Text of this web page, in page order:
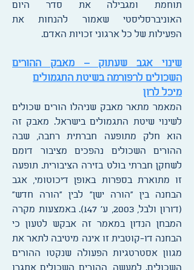
תוחמת ומגבילה את סדר היום
האוניברסליסטי שאמור להנחות את
הפעילות של כל ארגוני זכויות האדם.
שינוי אגב שעתוק – מאבק ההורים
השכולים לרפורמה בשיטת התגמולים
מיכל לרון
המאמר מתאר מאבק שניהלו הורים שכולים
לשינוי שיטת התגמולים בישראל. מאבק זה
הוא חלק מתופעה חברתית רחבה, שבה
ההורים השכולים נהפכים מציבור דומם
לשחקן חברתי בולט בזירה הציבורית. תופעה
זו מתוארת בספרות באופן דיכוטומי, אגב
הבחנה בין "הורה ישן" לבין "הורה חדש"
(דורון ולבל, 2003, ע' 147). באמצעות מקרה
המבחן הנדון במאמר זה אבקש לטעון כי
הבחנה דו-קוטבית זו אינה מיטיבה לתאר את
מגוון אסטרטגיות הפעולה שנקטו ההורים